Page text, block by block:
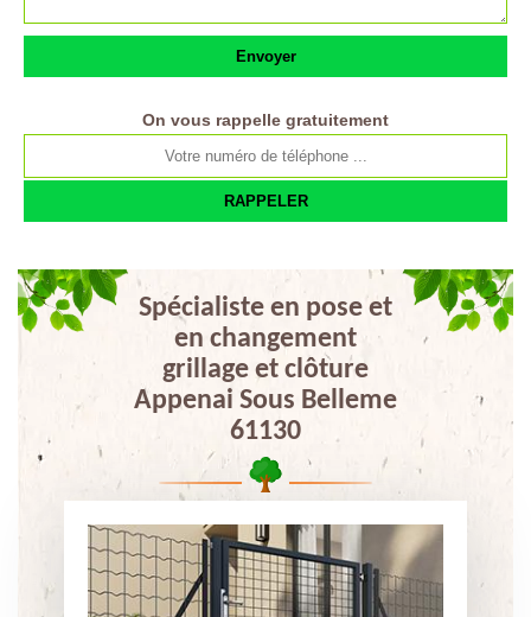
On vous rappelle gratuitement
Spécialiste en pose et
en changement
grillage et clôture
Appenai Sous Belleme
61130